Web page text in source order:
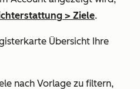
> Ziele.
Übersicht Ihre
nach Vorlage zu filtern,